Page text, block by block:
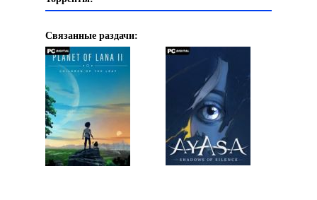
Связанные раздачи: